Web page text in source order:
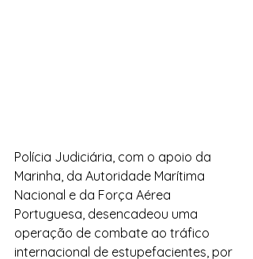
Polícia Judiciária, com o apoio da
Marinha, da Autoridade Marítima
Nacional e da Força Aérea
Portuguesa, desencadeou uma
operação de combate ao tráfico
internacional de estupefacientes, por